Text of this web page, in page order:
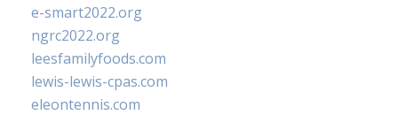
e-smart2022.org
ngrc2022.org
leesfamilyfoods.com
lewis-lewis-cpas.com
eleontennis.com